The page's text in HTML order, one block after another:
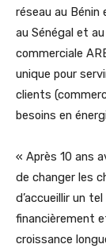
réseau au Bénin
au Sénégal et
commerciale
unique pour
clients
besoins en
« Après 10 ans
de changer les
d’accueillir un
financièrement
croissance